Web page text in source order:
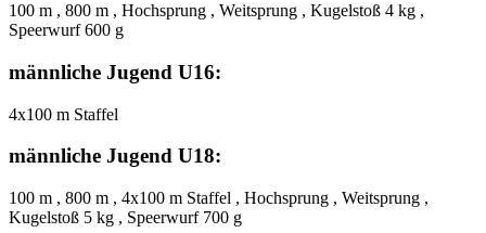
100 m , 800 m , Hochsprung , Weitsprung , Kugelstoß 4 kg ,
Speerwurf 600 g
männliche Jugend U16:
4x100 m Staffel
männliche Jugend U18:
100 m , 800 m , 4x100 m Staffel , Hochsprung , Weitsprung ,
Kugelstoß 5 kg , Speerwurf 700 g